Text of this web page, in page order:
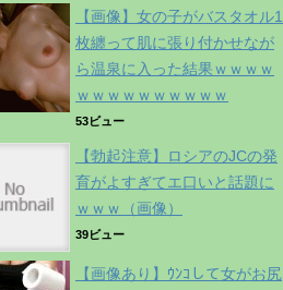
【画像】女の子がバスタオル1
枚纏って肌に張り付かせなが
ら温泉に入った結果ｗｗｗｗ
ｗｗｗｗｗｗｗｗｗｗ
53ビュー
【勃起注意】ロシアのJCの発
育がよすぎてエ口いと話題に
ｗｗｗ（画像）
39ビュー
【画像あり】ｳﾝｺして女がお尻